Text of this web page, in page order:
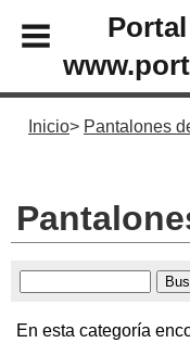
Inicio Pantalones
En esta categoría